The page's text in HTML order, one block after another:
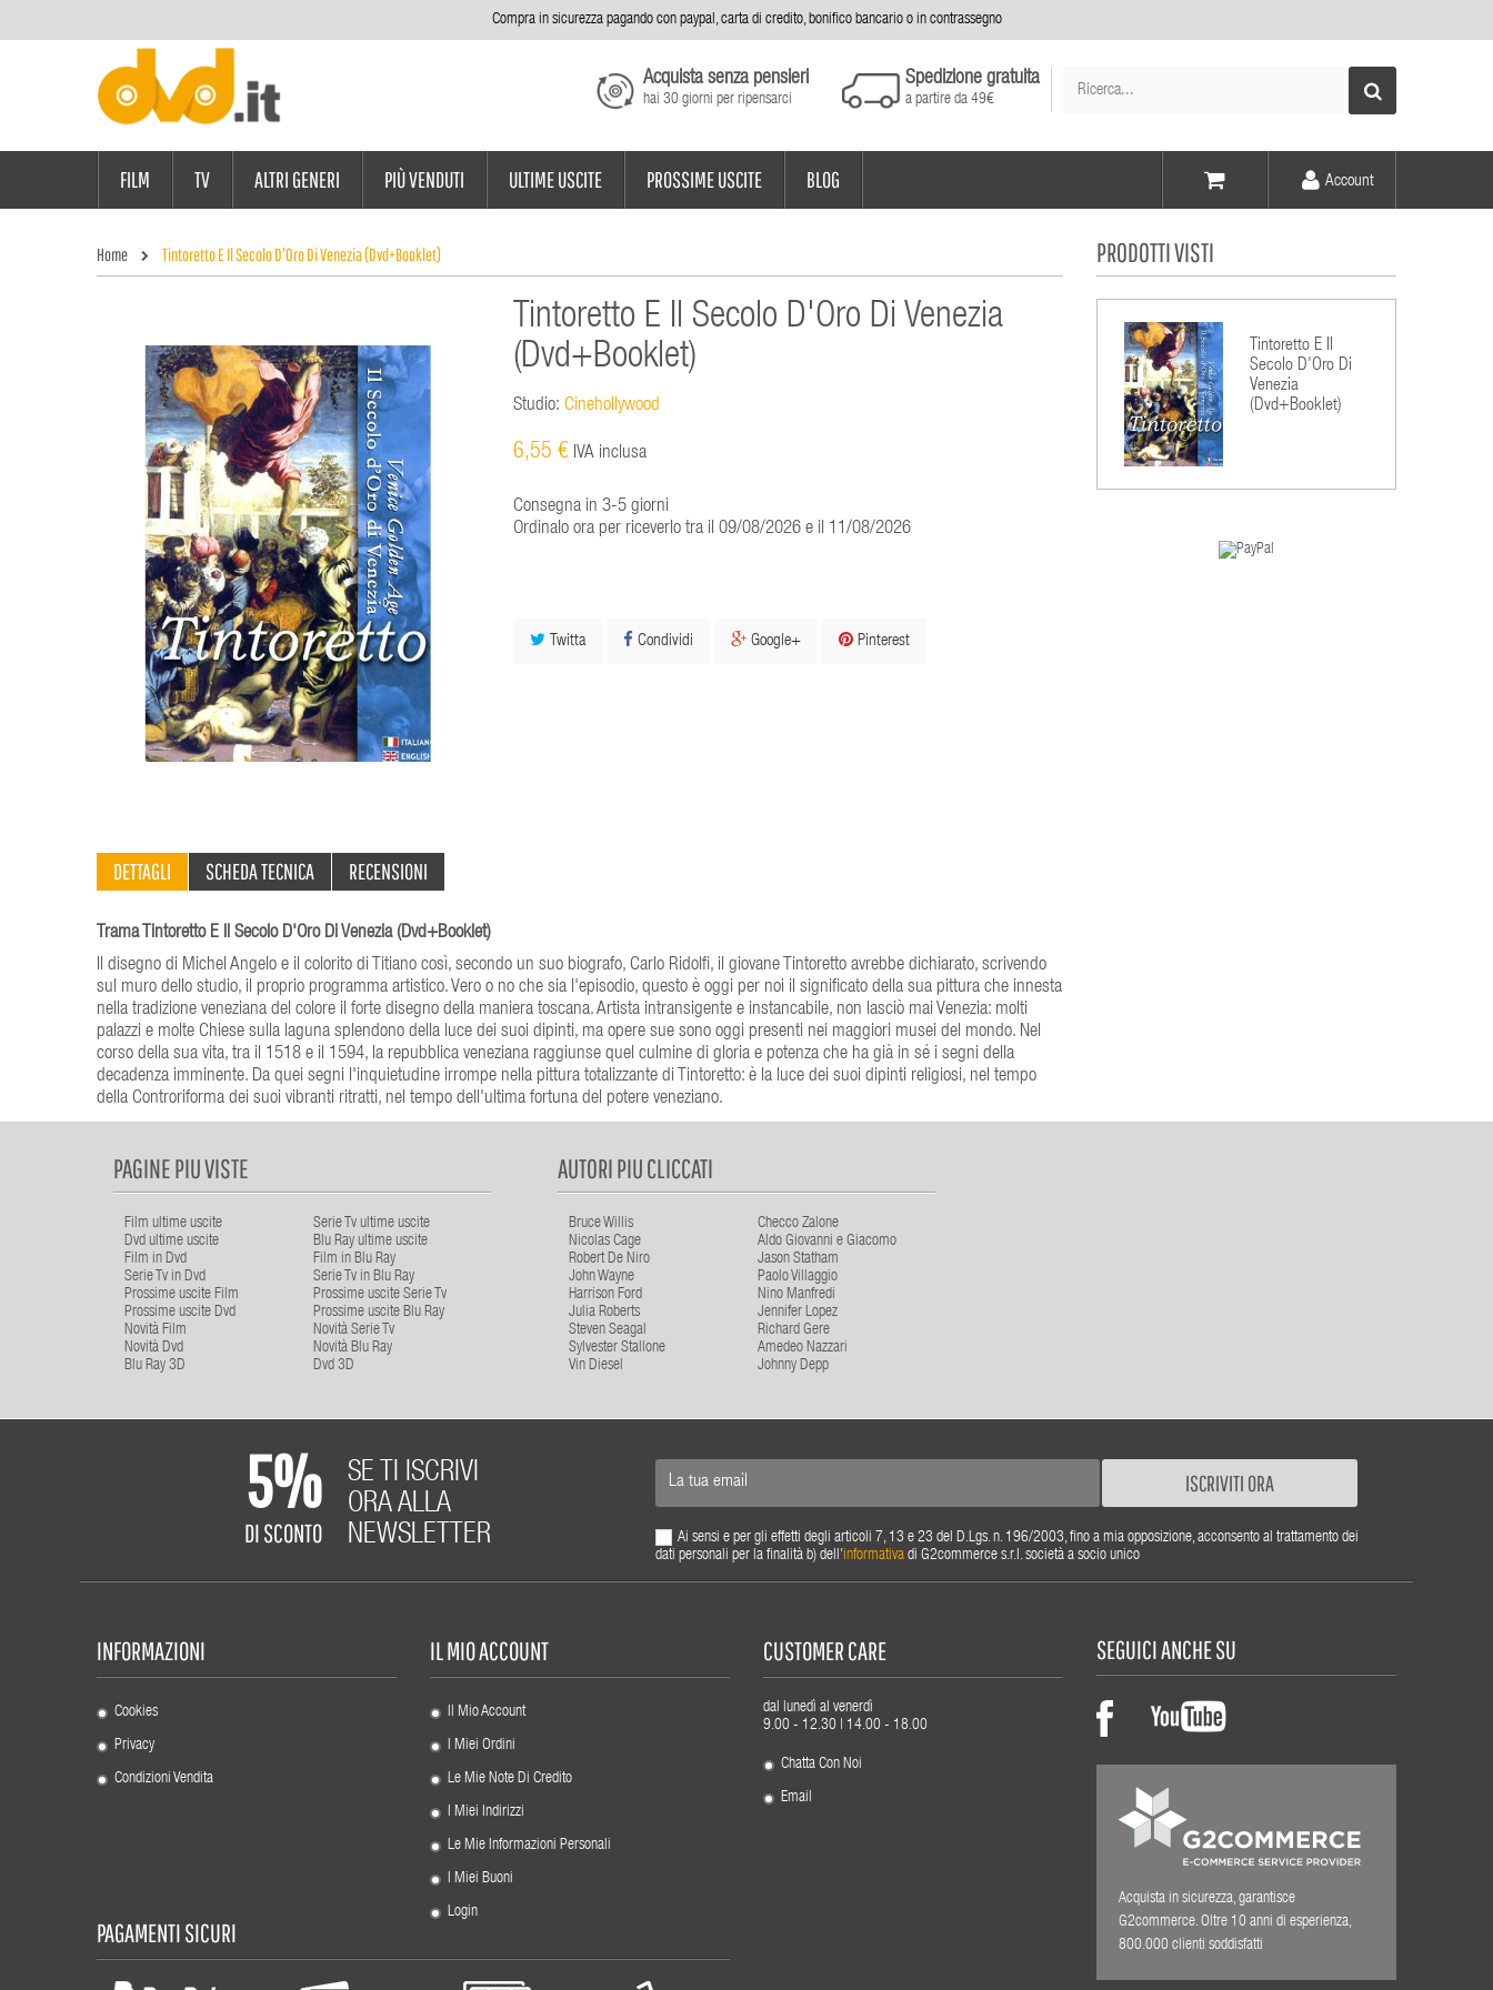
Compra in sicurezza pagando con paypal, carta di credito, bonifico bancario o in contrassegno
Elementi -
Acquista senza pensieri
hai 30 giorni per ripensarci
Spedizione gratuita
a partire da 49€
Account
FILM TV ALTRI GENERI PIÙ VENDUTI ULTIME USCITE PROSSIME USCITE BLOG
Home Tintoretto E Il Secolo D'Oro Di Venezia (Dvd+Booklet)
Tintoretto E Il Secolo D'Oro Di Venezia
(Dvd+Booklet)
Studio: Cinehollywood
6,55 € IVA inclusa
Consegna in 3-5 giorni
Ordinalo ora per riceverlo tra il 09/08/2026 e il 11/08/2026
Twitta Condividi Google+ Pinterest
DETTAGLI SCHEDA TECNICA RECENSIONI
Trama Tintoretto E Il Secolo D'Oro Di Venezia (Dvd+Booklet)
Il disegno di Michel Angelo e il colorito di Titiano così, secondo un suo biografo, Carlo Ridolfi, il giovane Tintoretto avrebbe dichiarato, scrivendo
sul muro dello studio, il proprio programma artistico. Vero o no che sia l'episodio, questo è oggi per noi il significato della sua pittura che innesta
nella tradizione veneziana del colore il forte disegno della maniera toscana. Artista intransigente e instancabile, non lasciò mai Venezia: molti
palazzi e molte Chiese sulla laguna splendono della luce dei suoi dipinti, ma opere sue sono oggi presenti nei maggiori musei del mondo. Nel
corso della sua vita, tra il 1518 e il 1594, la repubblica veneziana raggiunse quel culmine di gloria e potenza che ha già in sé i segni della
decadenza imminente. Da quei segni l'inquietudine irrompe nella pittura totalizzante di Tintoretto: è la luce dei suoi dipinti religiosi, nel tempo
della Controriforma dei suoi vibranti ritratti, nel tempo dell'ultima fortuna del potere veneziano.
PRODOTTI VISTI
Tintoretto E Il
Secolo D'Oro Di
Venezia
(Dvd+Booklet)
PAGINE PIU VISTE
Film ultime uscite
Serie Tv ultime uscite
Dvd ultime uscite
Blu Ray ultime uscite
Film in Dvd
Film in Blu Ray
Serie Tv in Dvd
Serie Tv in Blu Ray
Prossime uscite Film
Prossime uscite Serie Tv
Prossime uscite Dvd
Prossime uscite Blu Ray
Novità Film
Novità Serie Tv
Novità Dvd
Novità Blu Ray
Blu Ray 3D
Dvd 3D
AUTORI PIU CLICCATI
Bruce Willis
Checco Zalone
Nicolas Cage
Aldo Giovanni e Giacomo
Robert De Niro
Jason Statham
John Wayne
Paolo Villaggio
Harrison Ford
Nino Manfredi
Julia Roberts
Jennifer Lopez
Steven Seagal
Richard Gere
Sylvester Stallone
Amedeo Nazzari
Vin Diesel
Johnny Depp
5%
DI SCONTO
SE TI ISCRIVI
ORA ALLA
NEWSLETTER
ISCRIVITI ORA
Ai sensi e per gli effetti degli articoli 7, 13 e 23 del D.Lgs. n. 196/2003, fino a mia opposizione, acconsento al trattamento dei
dati personali per la finalità b) dell'informativadi G2commerce s.r.l. società a socio unico
INFORMAZIONI
Cookies
Privacy
Condizioni Vendita
IL MIO ACCOUNT
Il Mio Account
I Miei Ordini
Le Mie Note Di Credito
I Miei Indirizzi
Le Mie Informazioni Personali
I Miei Buoni
Login
CUSTOMER CARE
dal lunedì al venerdì
9.00 - 12.30 | 14.00 - 18.00
Chatta Con Noi
Email
SEGUICI ANCHE SU
Acquista in sicurezza, garantisce
G2commerce. Oltre 10 anni di esperienza,
800.000 clienti soddisfatti
PAGAMENTI SICURI